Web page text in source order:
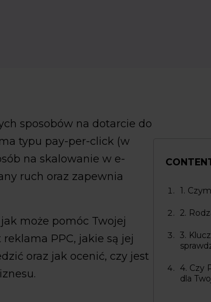
sposobów na dotarcie do
typu pay-per-click (w
na skalowanie w e-
ruch oraz zapewnia
może pomóc Twojej
PPC, jakie są jej
oraz jak ocenić, czy jest
1.
2.
3.
4. Czy
dla